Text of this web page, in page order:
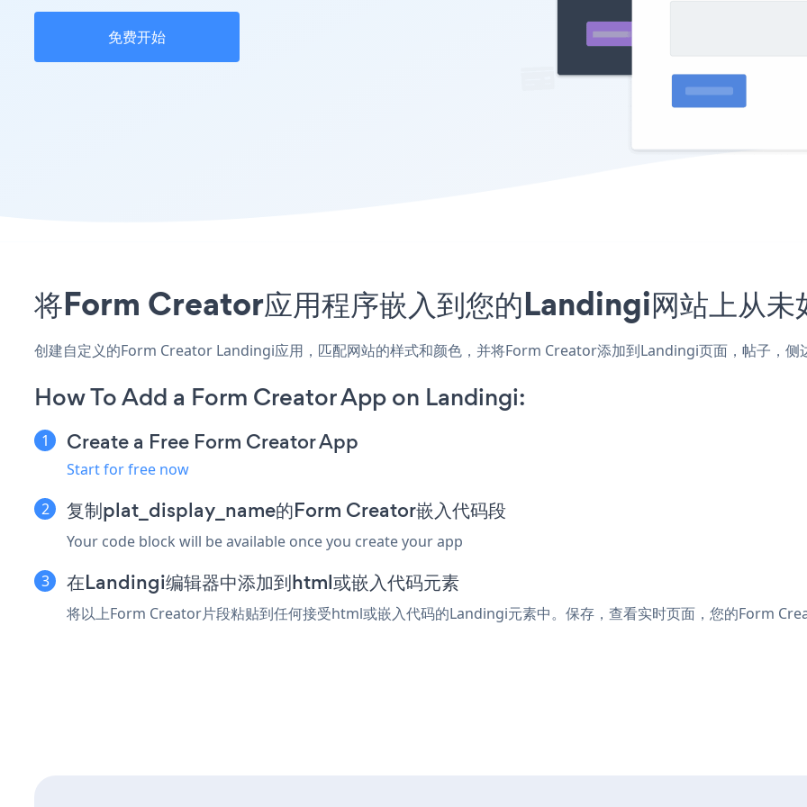
免费开始
将Form Creator应用程序嵌入到您的Landingi网站上从未
创建自定义的Form Creator Landingi应用，匹配网站的样式和颜色，并将Form Creator添加到Landingi页面，帖子，侧
How To Add a Form Creator App on Landingi:
Create a Free Form Creator App
Start for free now
复制plat_display_name的Form Creator嵌入代码段
Your code block will be available once you create your app
在Landingi编辑器中添加到html或嵌入代码元素
将以上Form Creator片段粘贴到任何接受html或嵌入代码的Landingi元素中。保存，查看实时页面，您的Form